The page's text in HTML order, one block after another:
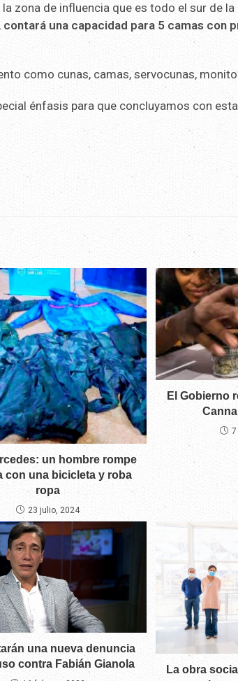
zona de influencia que es todo el sur de
contará una capacidad para 5 camas con
como cunas, camas, servocunas,
énfasis para que concluyamos con
un hombre rompe
con una bicicleta y roba
ropa
23 julio, 2024
El Gobierno
7
una nueva denuncia
contra Fabián Gianola
La obra